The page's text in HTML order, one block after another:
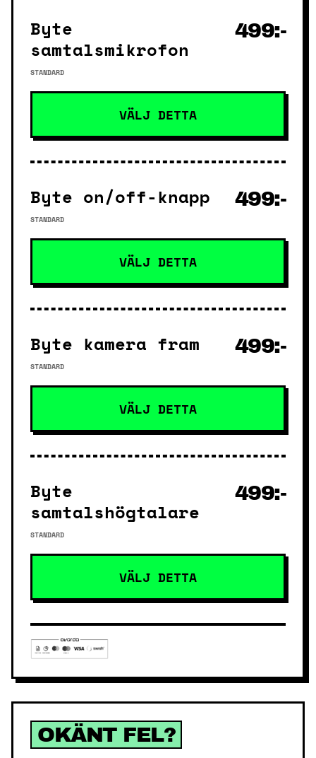
Byte
samtalsmikrofon
STANDARD
499:-
VÄLJ DETTA
Byte on/off-knapp
STANDARD
499:-
VÄLJ DETTA
Byte kamera fram
STANDARD
499:-
VÄLJ DETTA
Byte
samtalshögtalare
STANDARD
499:-
VÄLJ DETTA
OKÄNT FEL?